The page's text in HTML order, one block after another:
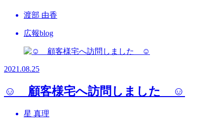
渡部 由香
広報blog
2021.08.25
☺ 顧客様宅へ訪問しました ☺
星 真理